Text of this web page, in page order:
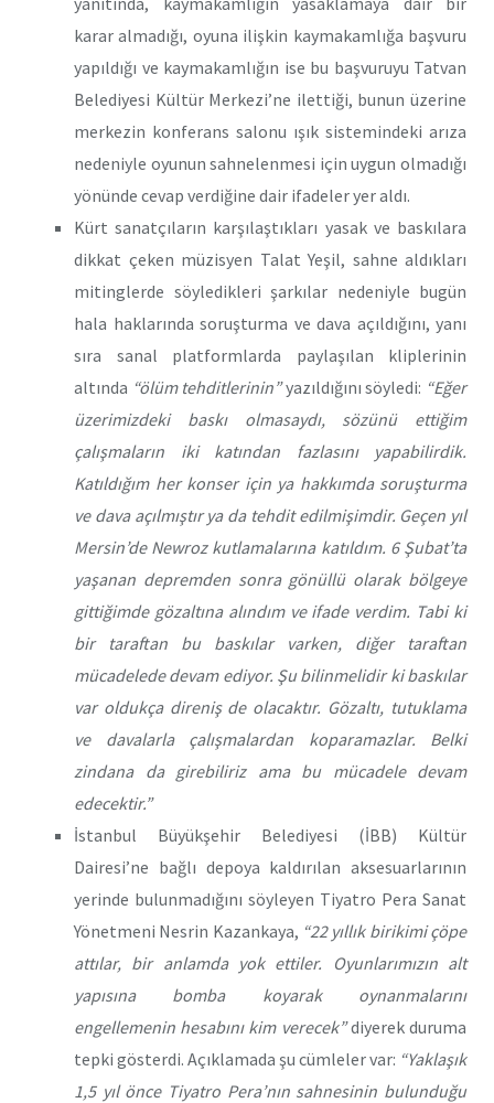
karar almadığı, oyuna ilişkin kaymakamlığa başvuru
yapıldığı ve kaymakamlığın ise bu başvuruyu Tatvan
Belediyesi Kültür Merkezi’ne ilettiği, bunun üzerine
merkezin konferans salonu ışık sistemindeki arıza
nedeniyle oyunun sahnelenmesi için uygun olmadığı
yönünde cevap verdiğine dair ifadeler yer aldı.
Kürt sanatçıların karşılaştıkları yasak ve baskılara
dikkat çeken müzisyen Talat Yeşil, sahne aldıkları
mitinglerde söyledikleri şarkılar nedeniyle bugün
hala haklarında soruşturma ve dava açıldığını, yanı
sıra sanal platformlarda paylaşılan kliplerinin
altında “ölüm tehditlerinin”yazıldığını söyledi: “Eğer
üzerimizdeki baskı olmasaydı, sözünü ettiğim
çalışmaların iki katından fazlasını yapabilirdik.
Katıldığım her konser için ya hakkımda soruşturma
ve dava açılmıştır ya da tehdit edilmişimdir. Geçen yıl
Mersin’de Newroz kutlamalarına katıldım. 6 Şubat’ta
yaşanan depremden sonra gönüllü olarak bölgeye
gittiğimde gözaltına alındım ve ifade verdim. Tabi ki
bir taraftan bu baskılar varken, diğer taraftan
mücadelede devam ediyor. Şu bilinmelidir ki baskılar
var oldukça direniş de olacaktır. Gözaltı, tutuklama
ve davalarla çalışmalardan koparamazlar. Belki
zindana da girebiliriz ama bu mücadele devam
edecektir.”
İstanbul Büyükşehir Belediyesi (İBB) Kültür
Dairesi’ne bağlı depoya kaldırılan aksesuarlarının
yerinde bulunmadığını söyleyen Tiyatro Pera Sanat
Yönetmeni Nesrin Kazankaya, “22 yıllık birikimi çöpe
attılar, bir anlamda yok ettiler. Oyunlarımızın alt
yapısına bomba koyarak oynanmalarını
engellemenin hesabını kim verecek”diyerek duruma
tepki gösterdi. Açıklamada şu cümleler var: “Yaklaşık
1,5 yıl önce Tiyatro Pera’nın sahnesinin bulunduğu